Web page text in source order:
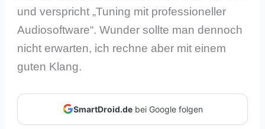
und verspricht „Tuning mit professioneller
Audiosoftware“. Wunder sollte man dennoch
nicht erwarten, ich rechne aber mit einem
guten Klang.
SmartDroid.debei Google folgen